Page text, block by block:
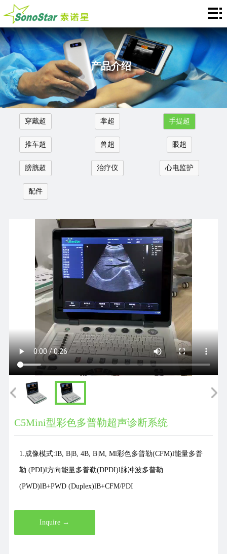
Home
关
于
我
们
新
闻
中
产
品
应
Languages
产品介绍
穿戴超 掌超 手提超
推车超 兽超 眼超
膀胱超 治疗仪 心电监护
配件
C5Mini型彩色多普勒超声诊断系统
1.成像模式:lB, B|B, 4B, B|M, Ml彩色多普勒(CFM)l能量多普
勒 (PDI)l方向能量多普勒(DPDI)l脉冲波多普勒
(PWD)lB+PWD (Duplex)lB+CFM/PDI
Inquire →